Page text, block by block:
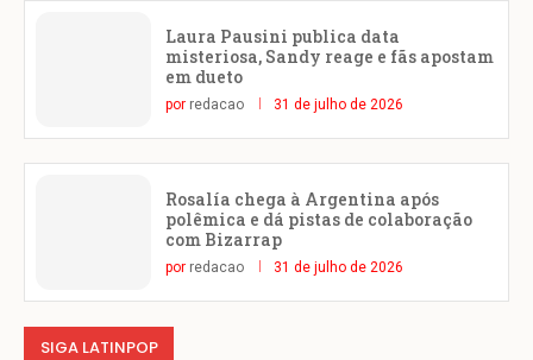
Laura Pausini publica data
misteriosa, Sandy reage e fãs apostam
em dueto
por redacao 31 de julho de 2026
Rosalía chega à Argentina após
polêmica e dá pistas de colaboração
com Bizarrap
por redacao 31 de julho de 2026
SIGA LATINPOP